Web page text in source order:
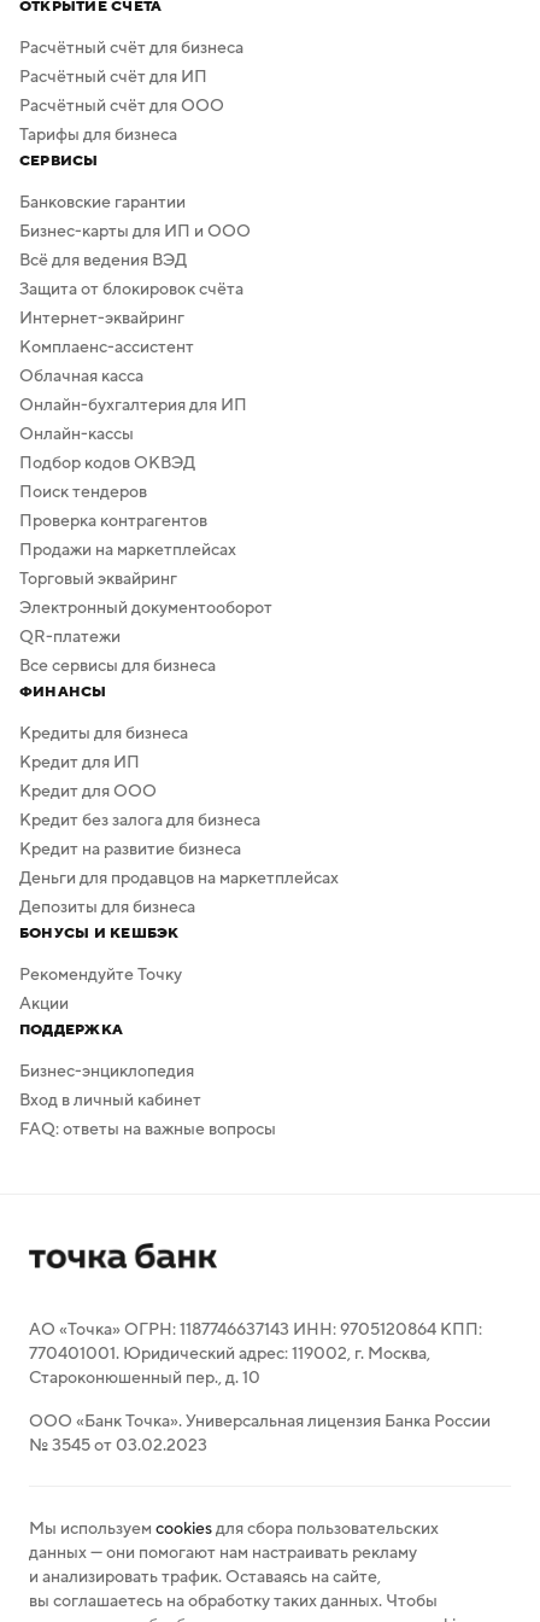
ОТКРЫТИЕ СЧЁТА
Расчётный счёт для бизнеса
Расчётный счёт для ИП
Расчётный счёт для ООО
Тарифы для бизнеса
СЕРВИСЫ
Банковские гарантии
Бизнес-карты для ИП и ООО
Всё для ведения ВЭД
Защита от блокировок счёта
Интернет-эквайринг
Комплаенс-ассистент
Облачная касса
Онлайн-бухгалтерия для ИП
Онлайн-кассы
Подбор кодов ОКВЭД
Поиск тендеров
Проверка контрагентов
Продажи на маркетплейсах
Торговый эквайринг
Электронный документооборот
QR-платежи
Все сервисы для бизнеса
ФИНАНСЫ
Кредиты для бизнеса
Кредит для ИП
Кредит для ООО
Кредит без залога для бизнеса
Кредит на развитие бизнеса
Деньги для продавцов на маркетплейсах
Депозиты для бизнеса
БОНУСЫ И КЕШБЭК
Рекомендуйте Точку
Акции
ПОДДЕРЖКА
Бизнес-энциклопедия
Вход в личный кабинет
FAQ: ответы на важные вопросы
АО «Точка» ОГРН: 1187746637143 ИНН: 9705120864 КПП:
770401001. Юридический адрес: 119002, г. Москва,
Староконюшенный пер., д. 10
ООО «Банк Точка». Универсальная лицензия Банка России
№ 3545 от 03.02.2023
Мы используем cookiesдля сбора пользовательских
данных — они помогают нам настраивать рекламу
и анализировать трафик. Оставаясь на сайте,
вы соглашаетесь на обработку таких данных. Чтобы